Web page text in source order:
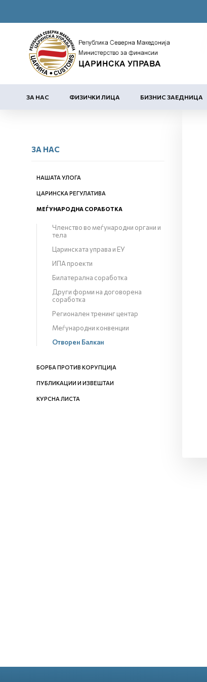
ЗА НАС ФИЗИЧКИ ЛИЦА БИЗНИС ЗАЕДНИЦА
ЗА НАС
НАШАТА УЛОГА
ЦАРИНСКА РЕГУЛАТИВА
МЕЃУНАРОДНА СОРАБОТКА
Членство во меѓународни органи и
тела
Царинската управа и ЕУ
ИПА проекти
Билатерална соработка
Други форми на договорена
соработка
Регионален тренинг центар
Меѓународни конвенции
Отворен Балкан
БОРБА ПРОТИВ КОРУПЦИЈА
ПУБЛИКАЦИИ И ИЗВЕШТАИ
КУРСНА ЛИСТА